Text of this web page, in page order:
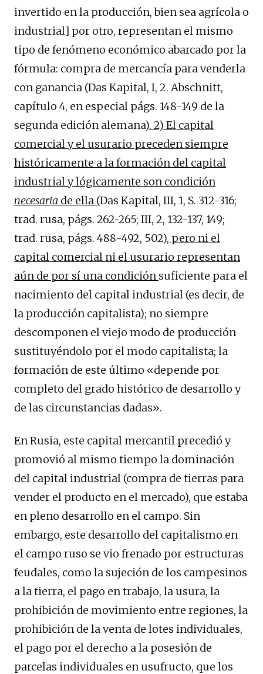
invertido en la producción, bien sea agrícola o
industrial] por otro, representan el mismo
tipo de fenómeno económico abarcado por la
fórmula: compra de mercancía para venderla
con ganancia (Das Kapital, I, 2. Abschnitt,
capítulo 4, en especial págs. 148-149 de la
segunda edición alemana). 2) El capital
comercial y el usurario preceden siempre
históricamente a la formación del capital
industrial y lógicamente son condición
necesaria de ella (Das Kapital, III, 1, S. 312-316;
trad. rusa, págs. 262-265; III, 2, 132-137, 149;
trad. rusa, págs. 488-492, 502), pero ni el
capital comercial ni el usurario representan
aún de por sí una condición suficiente para el
nacimiento del capital industrial (es decir, de
la producción capitalista); no siempre
descomponen el viejo modo de producción
sustituyéndolo por el modo capitalista; la
formación de este último «depende por
completo del grado histórico de desarrollo y
de las circunstancias dadas».
En Rusia, este capital mercantil precedió y
promovió al mismo tiempo la dominación
del capital industrial (compra de tierras para
vender el producto en el mercado), que estaba
en pleno desarrollo en el campo. Sin
embargo, este desarrollo del capitalismo en
el campo ruso se vio frenado por estructuras
feudales, como la sujeción de los campesinos
a la tierra, el pago en trabajo, la usura, la
prohibición de movimiento entre regiones, la
prohibición de la venta de lotes individuales,
el pago por el derecho a la posesión de
parcelas individuales en usufructo, que los